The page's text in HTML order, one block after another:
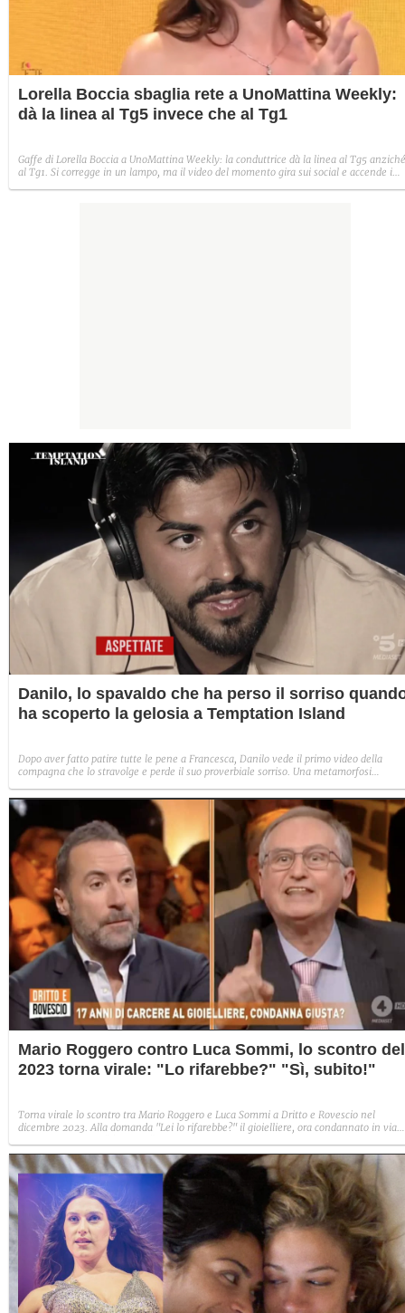
Lorella Boccia sbaglia rete a UnoMattina Weekly:
dà la linea al Tg5 invece che al Tg1
Gaffe di Lorella Boccia a UnoMattina Weekly: la conduttrice dà la linea al Tg5 anziché
al Tg1. Si corregge in un lampo, ma il video del momento gira sui social e accende i
Danilo, lo spavaldo che ha perso il sorriso
ha scoperto la gelosia a Temptation Island
Dopo aver fatto patire tutte le pene a Francesca, Danilo vede il primo video della
compagna che lo stravolge e perde il suo proverbiale sorriso. Una metamorfosi
Mario Roggero contro Luca Sommi, lo scontro del
2023 torna virale: "Lo rifarebbe?" "Sì, subito!"
Torna virale lo scontro tra Mario Roggero e Luca Sommi a Dritto e Rovescio nel
dicembre 2023. Alla domanda "Lei lo rifarebbe?" il gioielliere, ora condannato in via